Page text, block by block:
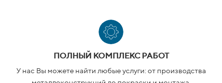
ПОЛНЫЙ КОМПЛЕКС РАБОТ
У нас Вы можете найти любые услуги: от производства